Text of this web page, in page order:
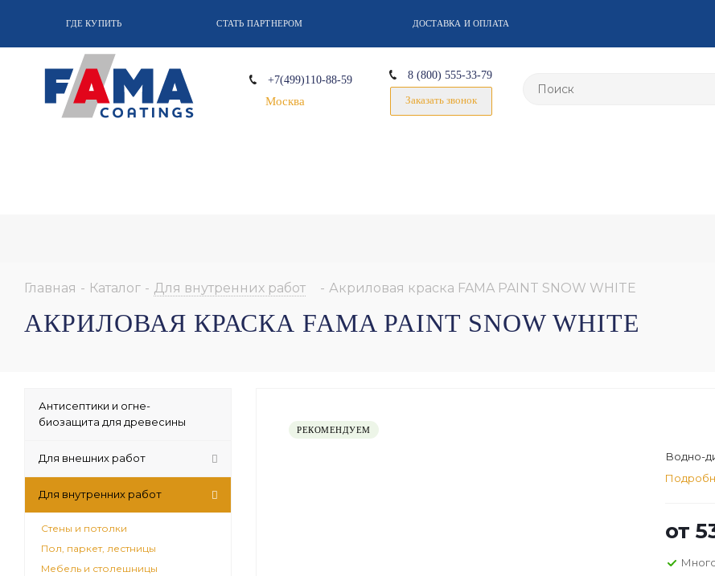
ГДЕ КУПИТЬ СТАТЬ ПАРТНЕРОМ ДОСТАВКА И ОПЛАТА
+7(499)110-88-59
Москва
8 (800) 555-33-79
Заказать звонок
Главная - Каталог - Для внутренних работ - Акриловая краска FAMA PAINT SNOW WHITE
АКРИЛОВАЯ КРАСКА FAMA PAINT SNOW WHITE
РЕКОМЕНДУЕМ
Водно-
от
Антисептики и огне-
биозащита для древесины
Для внешних работ
Для внутренних работ
Стены и потолки
Пол, паркет, лестницы
Мебель и столешницы